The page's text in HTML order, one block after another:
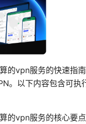
的vpn服务的快速指
。以下内容包含可
的vpn服务的核心要